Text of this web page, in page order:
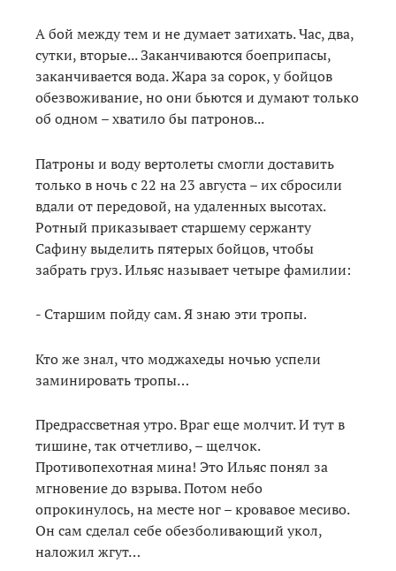
А бой между тем и не думает затихать. Час, два,
сутки, вторые... Заканчиваются боеприпасы,
заканчивается вода. Жара за сорок, у бойцов
обезвоживание, но они бьются и думают только
об одном – хватило бы патронов...
Патроны и воду вертолеты смогли доставить
только в ночь с 22 на 23 августа – их сбросили
вдали от передовой, на удаленных высотах.
Ротный приказывает старшему сержанту
Сафину выделить пятерых бойцов, чтобы
забрать груз. Ильяс называет четыре фамилии:
- Старшим пойду сам. Я знаю эти тропы.
Кто же знал, что моджахеды ночью успели
заминировать тропы…
Предрассветная утро. Враг еще молчит. И тут в
тишине, так отчетливо, – щелчок.
Противопехотная мина! Это Ильяс понял за
мгновение до взрыва. Потом небо
опрокинулось, на месте ног – кровавое месиво.
Он сам сделал себе обезболивающий укол,
наложил жгут…